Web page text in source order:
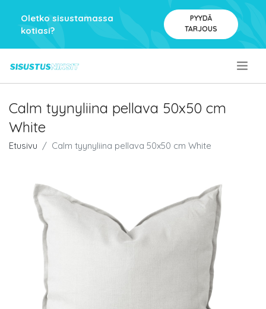
Oletko sisustamassa
kotiasi?
PYYDÄ
TARJOUS
Calm tyynyliina pellava 50x50 cm
White
Etusivu Calm tyynyliina pellava 50x50 cm White